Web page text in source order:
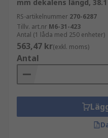
mm dekalens längd,
RS-artikelnummer 270-6287
Tillv. art.nr M6-31-423
Antal (1 låda med 250 enheter)
563,47 kr(exkl. moms)
Antal